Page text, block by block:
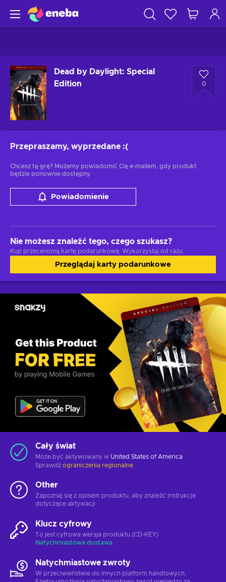
Dead by Daylight: Special
Edition
0
Przepraszamy, wyprzedane :(
Chcesz tę grę? Możemy powiadomić Cię e-mailem, gdy produkt
będzie ponownie dostępny.
Powiadomienie
Nie możesz znaleźć tego, czego szukasz?
Kup przecenioną kartę podarunkową. Wykorzystaj od razu.
Przeglądaj karty podarunkowe
Cały świat
Może być aktywowany w United States of America
Sprawdź ograniczenia regionalne
Other
Zapoznaj się z opisem produktu, aby znaleźć instrukcje
dotyczące aktywacji
Klucz cyfrowy
To jest cyfrowa wersja produktu (CD-KEY)
Natychmiastowa dostawa
Natychmiastowe zwroty
W przeciwieństwie do innych platform handlowych,